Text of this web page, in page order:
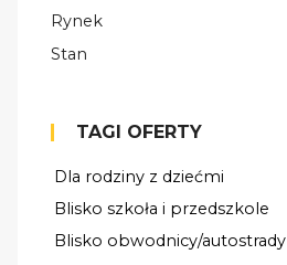
Rynek
Stan
TAGI OFERTY
Dla rodziny z dziećmi
Blisko szkoła i przedszkole
Blisko obwodnicy/autostrady